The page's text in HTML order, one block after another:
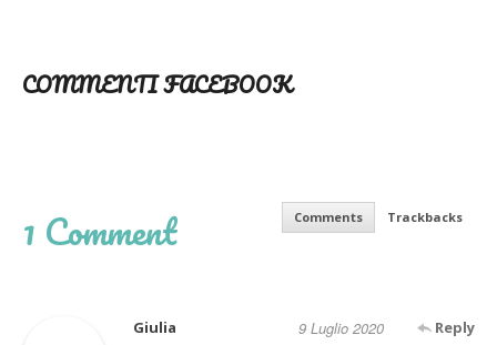
COMMENTI FACEBOOK
1 Comment Comments Trackbacks
Giulia Reply
9 Luglio 2020